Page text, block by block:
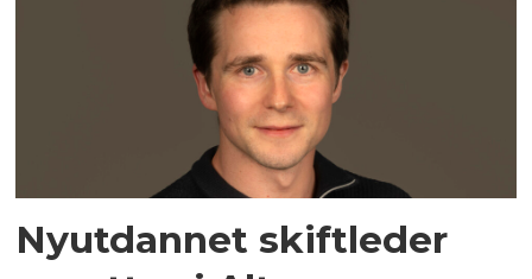
Nyutdannet skiftleder